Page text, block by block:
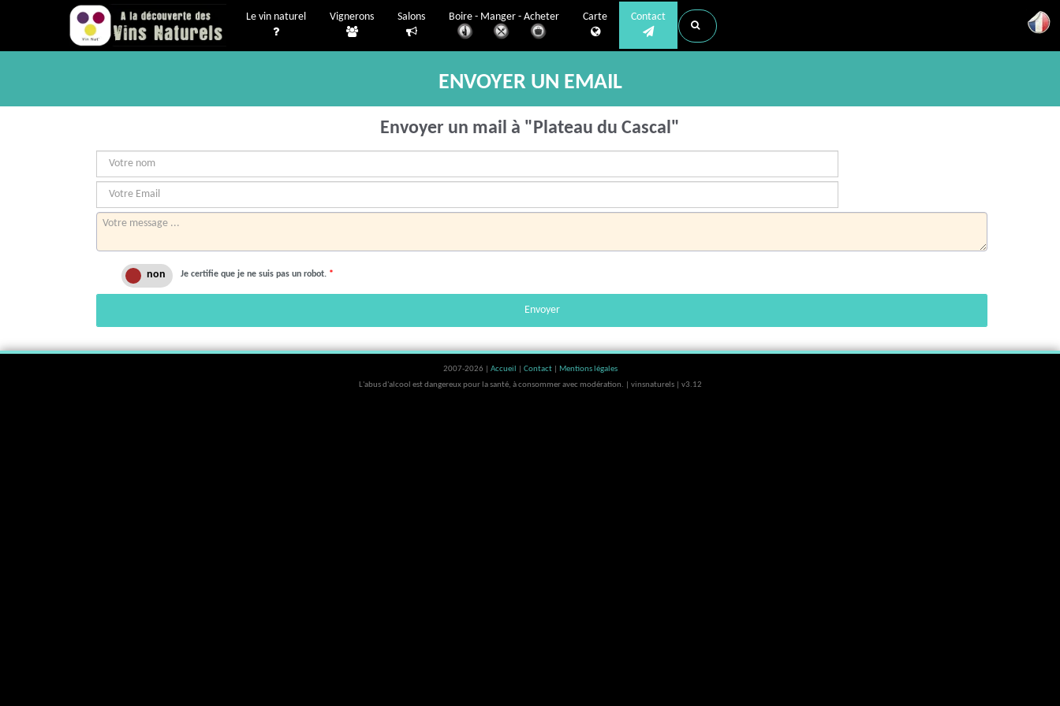
Le vin naturel Vignerons Salons Boire - Manger - Acheter Carte Contact
ENVOYER UN EMAIL
Envoyer un mail à "Plateau du Cascal"
Je certifie que je ne suis pas un robot. *
Envoyer
2007-2026 | Accueil Contact
Mentions légales
L'abus d'alcool est dangereux pour la santé, à consommer avec modération. | vinsnaturels | v3.12